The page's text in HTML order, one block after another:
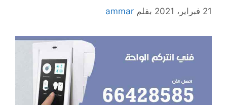
21 فبراير، 2021 بقلم ammar